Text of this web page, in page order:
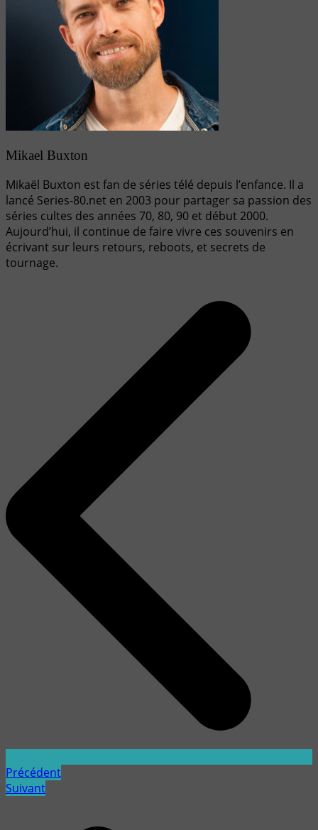
Mikael Buxton
Mikaël Buxton est fan de séries télé depuis l’enfance. Il a
lancé Series-80.net en 2003 pour partager sa passion des
séries cultes des années 70, 80, 90 et début 2000.
Aujourd’hui, il continue de faire vivre ces souvenirs en
écrivant sur leurs retours, reboots, et secrets de
tournage.
Précédent
Suivant